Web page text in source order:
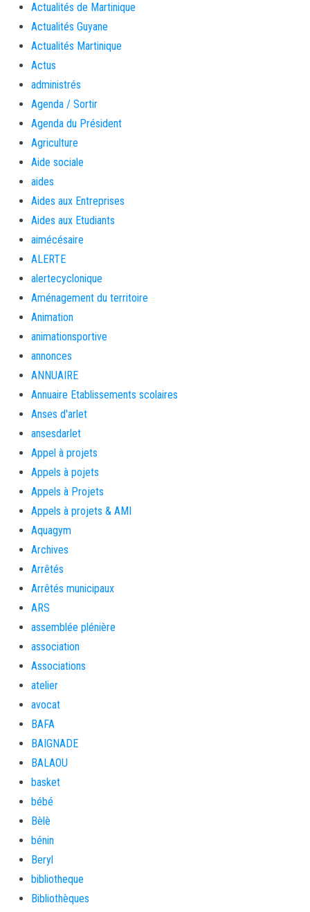
Actualités de Martinique
Actualités Guyane
Actualités Martinique
Actus
administrés
Agenda / Sortir
Agenda du Président
Agriculture
Aide sociale
aides
Aides aux Entreprises
Aides aux Etudiants
aimécésaire
ALERTE
alertecyclonique
Aménagement du territoire
Animation
animationsportive
annonces
ANNUAIRE
Annuaire Etablissements scolaires
Anses d'arlet
ansesdarlet
Appel à projets
Appels à pojets
Appels à Projets
Appels à projets & AMI
Aquagym
Archives
Arrêtés
Arrêtés municipaux
ARS
assemblée plénière
association
Associations
atelier
avocat
BAFA
BAIGNADE
BALAOU
basket
bébé
Bèlè
bénin
Beryl
bibliotheque
Bibliothèques